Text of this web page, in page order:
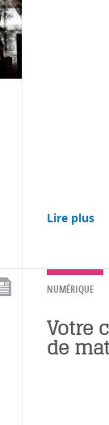
Lire plus
NUMÉRIQUE
Votre
de